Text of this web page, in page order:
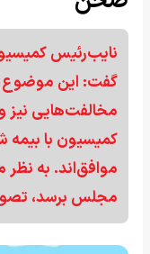
نایب‌رئیس
گفت: این موضوع
مخالفت‌هایی
کمیسیون با بیمه
موافق‌اند. به
مجلس برسد،